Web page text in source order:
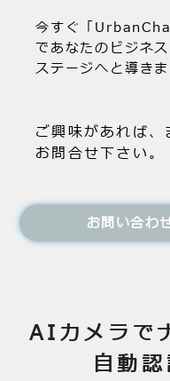
今すぐ「
であなたのビジネ
ステージへと導き
ご興味があれば、
お問合せ下さい。
お問い合わ
AIカメラで
自動